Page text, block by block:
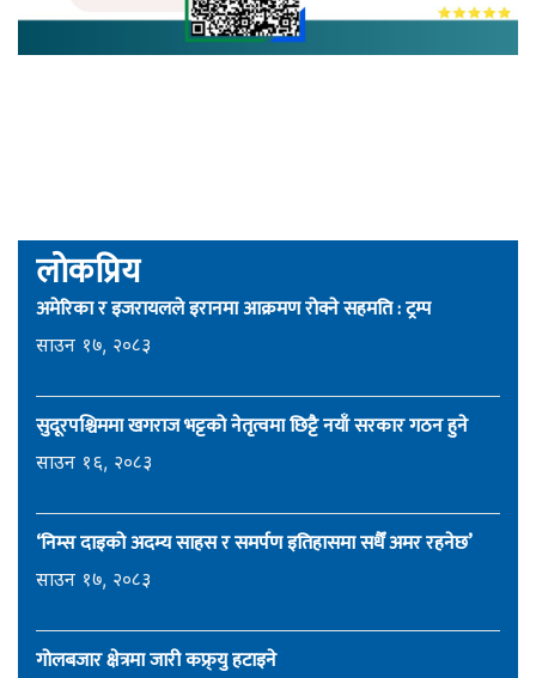
लोकप्रिय
अमेरिका र इजरायलले इरानमा आक्रमण रोक्ने सहमति : ट्रम्प
साउन १७, २०८३
सुदूरपश्चिममा खगराज भट्टको नेतृत्वमा छिट्टै नयाँ सरकार गठन हुने
साउन १६, २०८३
‘निम्स दाइको अदम्य साहस र समर्पण इतिहासमा सधैँ अमर रहनेछ’
साउन १७, २०८३
गोलबजार क्षेत्रमा जारी कफ्र्यु हटाइने